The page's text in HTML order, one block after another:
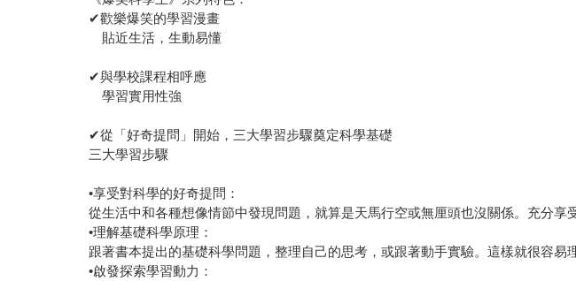
✔歡樂爆笑的學習漫畫
貼近生活，生動易懂
✔與學校課程相呼應
學習實用性強
✔從「好奇提問」開始，三大學習步驟奠定科學基礎
三大學習步驟
•享受對科學的好奇提問：
從生活中和各種想像情節中發現問題，就算是天馬行空或無厘頭也沒關係。充分享
•理解基礎科學原理：
跟著書本提出的基礎科學問題，整理自己的思考，或跟著動手實驗。這樣就很容易
•啟發探索學習動力：